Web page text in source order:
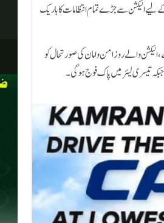
لیے الیکشن سے جڑے تمام انتظامات کا باریک
والے روز امن و امان کی صورتحال کو
جبکہ تیسری لیئر میں پاک فوج ہوگی۔